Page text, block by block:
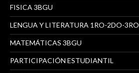
FISICA 3BGU
LENGUA Y LITERATURA 1RO-2DO-3RO
MATEMÁTICAS 3BGU
PARTICIPACIÓN ESTUDIANTIL